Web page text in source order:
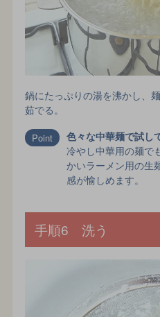
鍋にたっぷりの湯を沸かし、
茹でる。
色々な中華麺で試し
冷やし中華用の麺で
かいラーメン用の生
感が愉しめます。
手順6 洗う